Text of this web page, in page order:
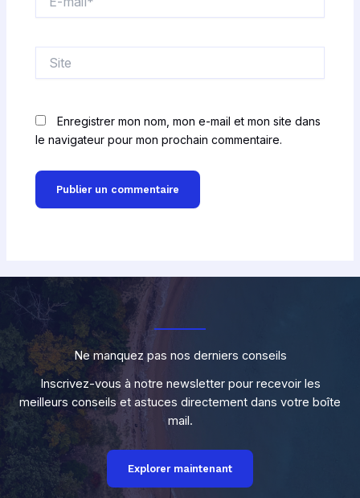
mail*
Enregistrer mon nom, mon e-mail et mon site dans
le navigateur pour mon prochain commentaire.
Ne manquez pas nos derniers conseils
Inscrivez-vous à notre newsletter pour recevoir les
meilleurs conseils et astuces directement dans votre boîte
mail.
Explorer maintenant